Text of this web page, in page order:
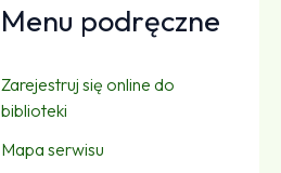
Menu podręczne
Zarejestruj się online do
biblioteki
Mapa serwisu